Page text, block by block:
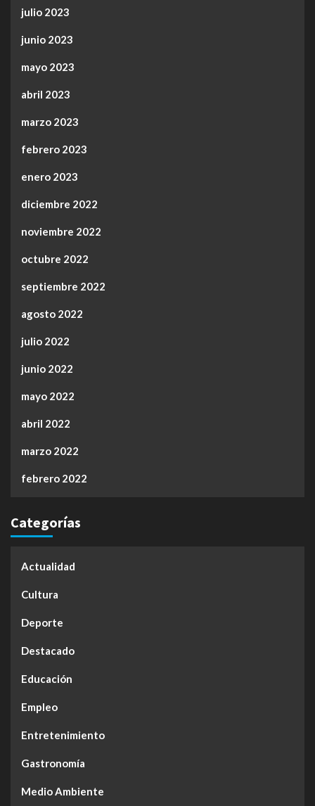
julio 2023
junio 2023
mayo 2023
abril 2023
marzo 2023
febrero 2023
enero 2023
diciembre 2022
noviembre 2022
octubre 2022
septiembre 2022
agosto 2022
julio 2022
junio 2022
mayo 2022
abril 2022
marzo 2022
febrero 2022
Categorías
Actualidad
Cultura
Deporte
Destacado
Educación
Empleo
Entretenimiento
Gastronomía
Medio Ambiente